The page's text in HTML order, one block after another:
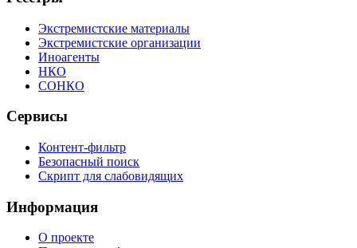
Экстремистские материалы
Экстремистские организации
Иноагенты
НКО
СОНКО
Сервисы
Контент-фильтр
Безопасный поиск
Скрипт для слабовидящих
Информация
О проекте